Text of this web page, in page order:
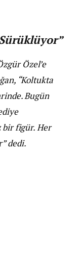
Sürüklüyor”
Özel’e
“Koltukta
Bugün
bir figür. Her
dedi.